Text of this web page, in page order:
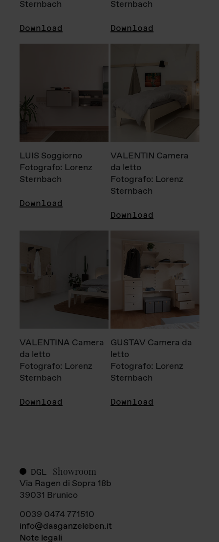
Sternbach
Download
Sternbach
Download
LUIS Soggiorno
Fotografo: Lorenz
Sternbach
Download
VALENTIN Camera
da letto
Fotografo: Lorenz
Sternbach
Download
VALENTINA Camera
da letto
Fotografo: Lorenz
Sternbach
Download
GUSTAV Camera da
letto
Fotografo: Lorenz
Sternbach
Download
DGL Showroom
Via Ragen di Sopra 18b
39031 Brunico
0039 0474 771510
info@dasganzeleben.it
Note legali